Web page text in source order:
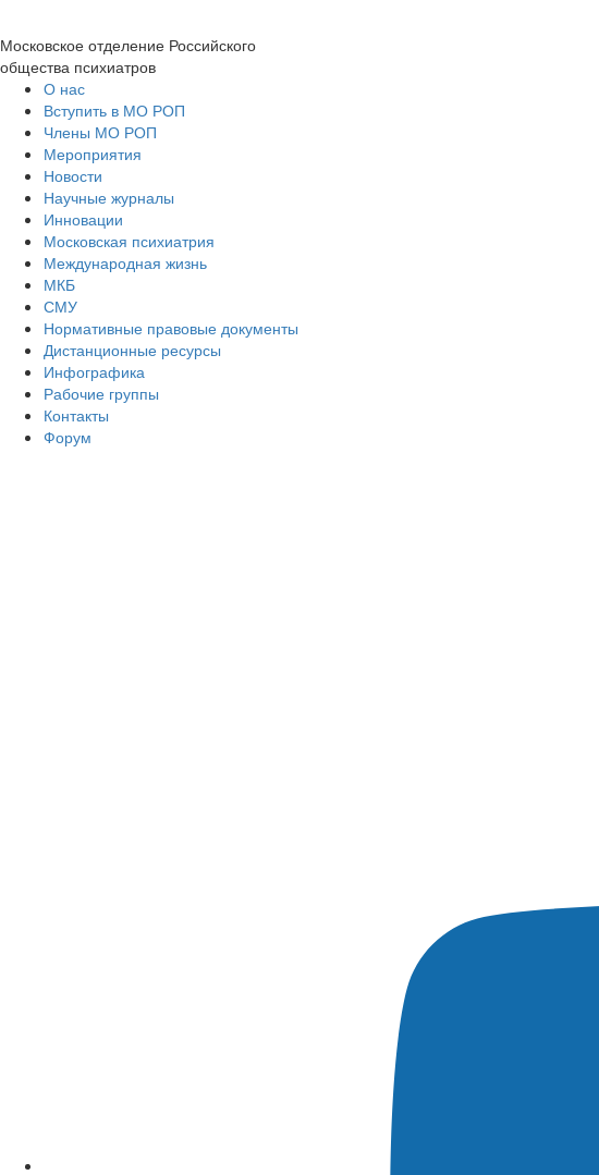
Московское отделение Российского
общества психиатров
О нас
Вступить в МО РОП
Члены МО РОП
Мероприятия
Новости
Научные журналы
Инновации
Московская психиатрия
Международная жизнь
МКБ
СМУ
Нормативные правовые документы
Дистанционные ресурсы
Инфографика
Рабочие группы
Контакты
Форум